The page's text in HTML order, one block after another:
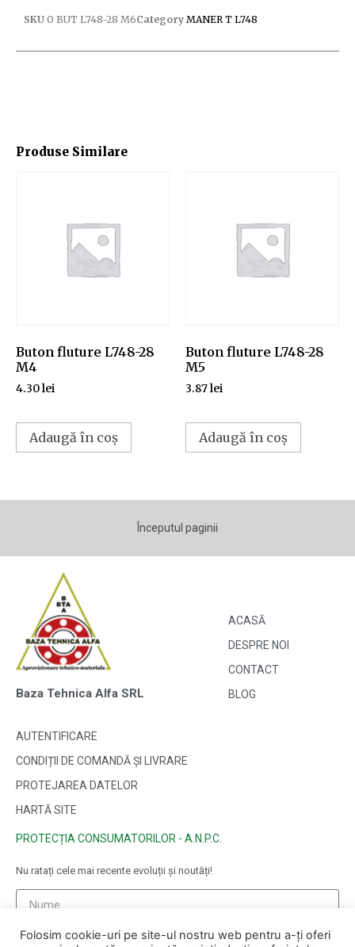
Produse Similare
Buton fluture L748-28
M4
4.30lei
Adaugă în coș
Buton fluture L748-28
M5
3.87lei
Adaugă în coș
SKU O BUT L748-28 M6Category MANER T L748
Începutul paginii
Baza Tehnica Alfa SRL
ACASĂ
DESPRE NOI
CONTACT
BLOG
AUTENTIFICARE
CONDIȚII DE COMANDĂ ȘI LIVRARE
PROTEJAREA DATELOR
HARTĂ SITE
PROTECȚIA CONSUMATORILOR - A.N.P.C.
Nu ratați cele mai recente evoluții și noutăți!
Folosim cookie-uri pe site-ul nostru web pentru a-ți oferi